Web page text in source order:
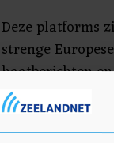
Deze platforms
strenge
haatberichten
vallen. Met die
informatie op